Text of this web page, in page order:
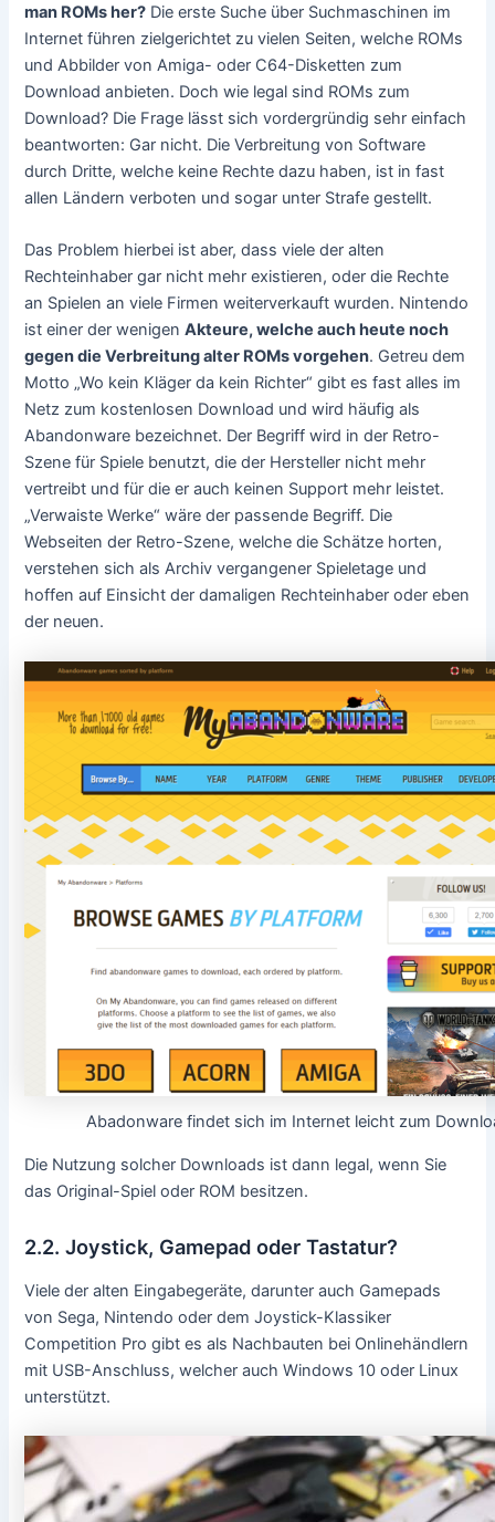
man ROMs her? Die erste Suche über Suchmaschinen im
Internet führen zielgerichtet zu vielen Seiten, welche ROMs
und Abbilder von Amiga- oder C64-Disketten zum
Download anbieten. Doch wie legal sind ROMs zum
Download? Die Frage lässt sich vordergründig sehr einfach
beantworten: Gar nicht. Die Verbreitung von Software
durch Dritte, welche keine Rechte dazu haben, ist in fast
allen Ländern verboten und sogar unter Strafe gestellt.
Das Problem hierbei ist aber, dass viele der alten
Rechteinhaber gar nicht mehr existieren, oder die Rechte
an Spielen an viele Firmen weiterverkauft wurden. Nintendo
ist einer der wenigenAkteure, welche auch heute noch
gegen die Verbreitung alter ROMs vorgehen. Getreu dem
Motto „Wo kein Kläger da kein Richter“ gibt es fast alles im
Netz zum kostenlosen Download und wird häufig als
Abandonware bezeichnet. Der Begriff wird in der Retro-
Szene für Spiele benutzt, die der Hersteller nicht mehr
vertreibt und für die er auch keinen Support mehr leistet.
„Verwaiste Werke“ wäre der passende Begriff. Die
Webseiten der Retro-Szene, welche die Schätze horten,
verstehen sich als Archiv vergangener Spieletage und
hoffen auf Einsicht der damaligen Rechteinhaber oder eben
der neuen.
Abadonware findet sich im Internet leicht zum
Die Nutzung solcher Downloads ist dann legal, wenn Sie
das Original-Spiel oder ROM besitzen.
2.2. Joystick, Gamepad oder Tastatur?
Viele der alten Eingabegeräte, darunter auch Gamepads
von Sega, Nintendo oder dem Joystick-Klassiker
Competition Pro gibt es als Nachbauten bei Onlinehändlern
mit USB-Anschluss, welcher auch Windows 10 oder Linux
unterstützt.